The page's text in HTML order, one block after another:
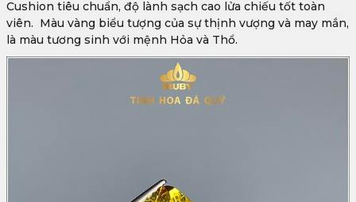
Cushion tiêu chuẩn, độ lành sạch cao lửa chiếu tốt toàn
viên. Màu vàng biểu tượng của sự thịnh vượng và may mắn,
là màu tương sinh với mệnh Hỏa và Thổ.